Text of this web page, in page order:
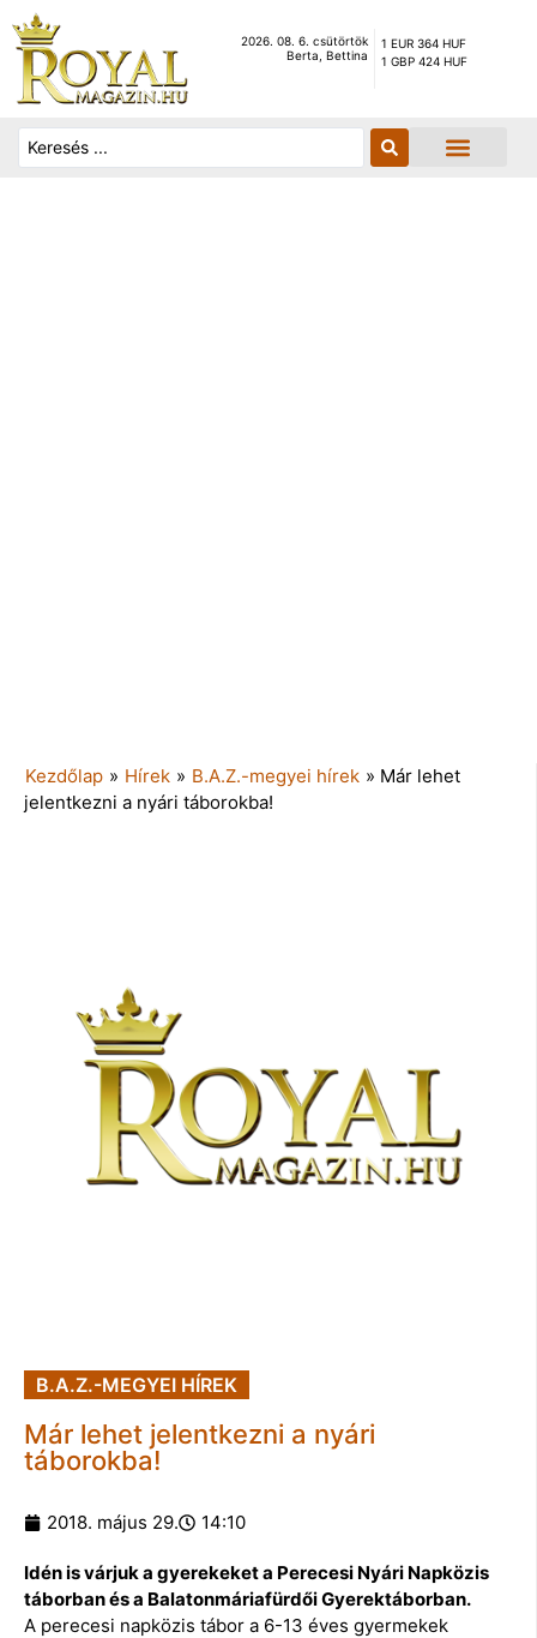
2026. 08. 6. csütörtök
Berta, Bettina
1 EUR 364 HUF
1 GBP 424 HUF
Kezdőlap » Hírek » B.A.Z.-megyei hírek » Már lehet
jelentkezni a nyári táborokba!
B.A.Z.-MEGYEI HÍREK
Már lehet jelentkezni a nyári
táborokba!
2018. május 29. 14:10
Idén is várjuk a gyerekeket a Perecesi Nyári Napközis
táborban és a Balatonmáriafürdői Gyerektáborban.
A perecesi napközis tábor a 6-13 éves gyermekek